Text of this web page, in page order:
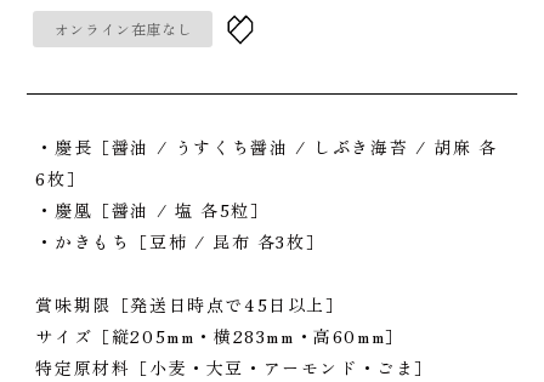
オンライン在庫なし
・慶長［醤油 / うすくち醤油 / しぶき海苔 / 胡麻 各
6枚］
・慶凰［醤油 / 塩 各5粒］
・かきもち［豆柿 / 昆布 各3枚］
賞味期限［発送日時点で45日以上］
サイズ［縦205mm・横283mm・高60mm］
特定原材料［小麦・大豆・アーモンド・ごま］